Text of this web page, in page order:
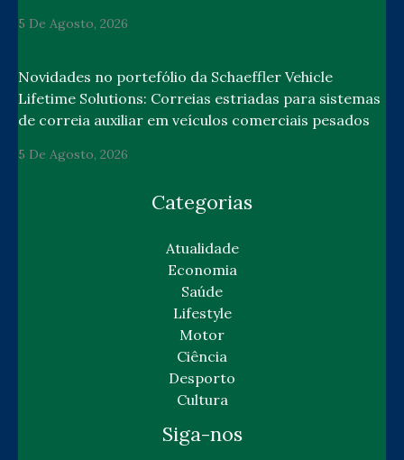
5 De Agosto, 2026
Novidades no portefólio da Schaeffler Vehicle
Lifetime Solutions: Correias estriadas para sistemas
de correia auxiliar em veículos comerciais pesados
5 De Agosto, 2026
Categorias
Atualidade
Economia
Saúde
Lifestyle
Motor
Ciência
Desporto
Cultura
Siga-nos